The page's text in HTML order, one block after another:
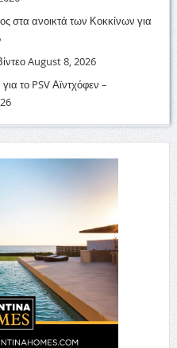
στα ανοικτά των Κοκκίνων για
August 8, 2026
το PSV Αϊντχόφεν –